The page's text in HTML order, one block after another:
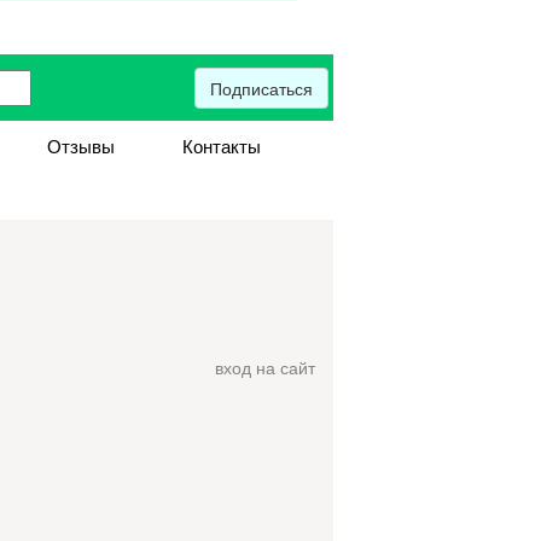
Подписаться
Отзывы
Контакты
вход на сайт